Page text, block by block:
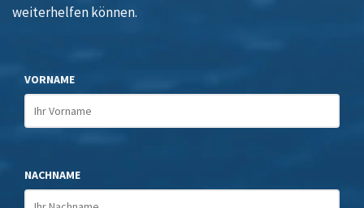
weiterhelfen können.
VORNAME
NACHNAME